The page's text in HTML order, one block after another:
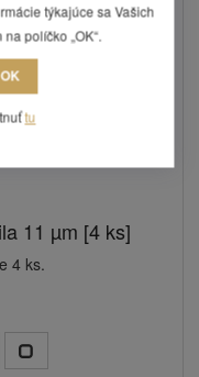
11 µm [4 ks]
4 ks.
týkajúce sa Vašich
políčko „OK“.
OK
tu